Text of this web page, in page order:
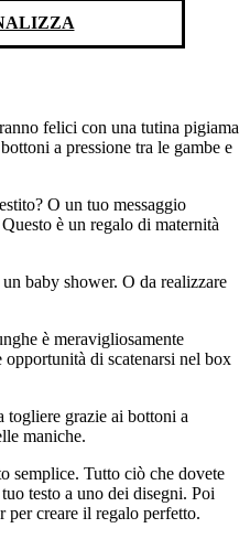
felici con una tutina pigiama
a pressione tra le gambe e
O un tuo messaggio
è un regalo di maternità
baby shower. O da realizzare
è meravigliosamente
di scatenarsi nel box
togliere grazie ai bottoni a
maniche.
semplice. Tutto ciò che dovete
testo a uno dei disegni. Poi
per creare il regalo perfetto.